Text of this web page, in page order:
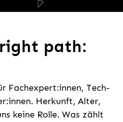
path:
Fachexpert:innen, Tech-
Herkunft, Alter,
keine Rolle. Was zählt